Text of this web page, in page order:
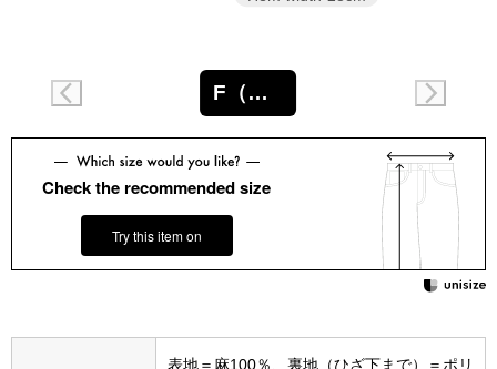
その他
財布／小物
財布／コイン
F（フリー）
Check the recommended size
Try this item on
表地＝麻100％、裏地（ひざ下まで）＝ポリ